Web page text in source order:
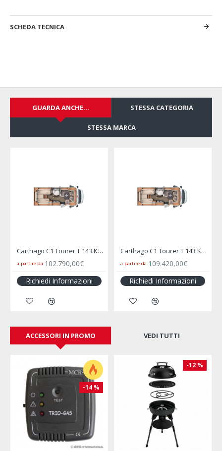
SCHEDA TECNICA
GUARDA ANCHE... STESSA CATEGORIA
STESSA MARCA
Carthago C1 Tourer T 143 KB-LE Lightweight 3.5 t
partire da102.790,00€
Richiedi Informazioni
Carthago C1 Tourer T 143 KB-LE Lightweight 3.5 t - Mercedes Benz
a partire da109.420,00€
Richiedi Informazioni
ACCESSORI IN PROMO VEDI TUTTI
-14 %
-12 %